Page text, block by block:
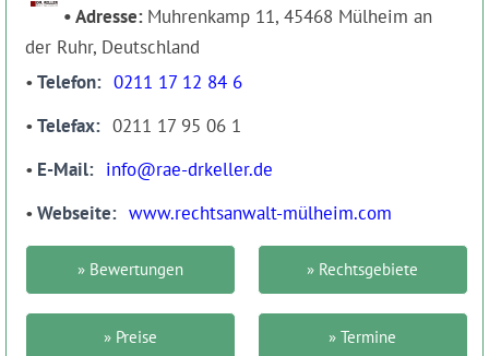
Adresse: Muhrenkamp 11, 45468 Mülheim an
der Ruhr, Deutschland
Telefon
0211 17 12 84 6
Telefax
0211 17 95 06 1
E-Mail
info@rae-drkeller.de
Webseite
www.rechtsanwalt-mülheim.com
» Bewertungen » Rechtsgebiete
» Preise » Termine